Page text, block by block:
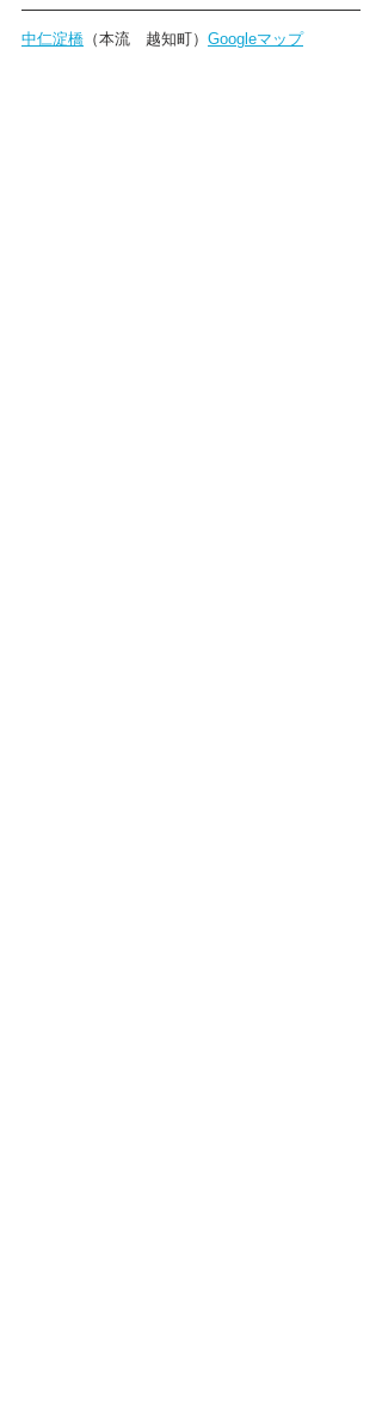
中仁淀橋 （本流　越知町） Googleマップ